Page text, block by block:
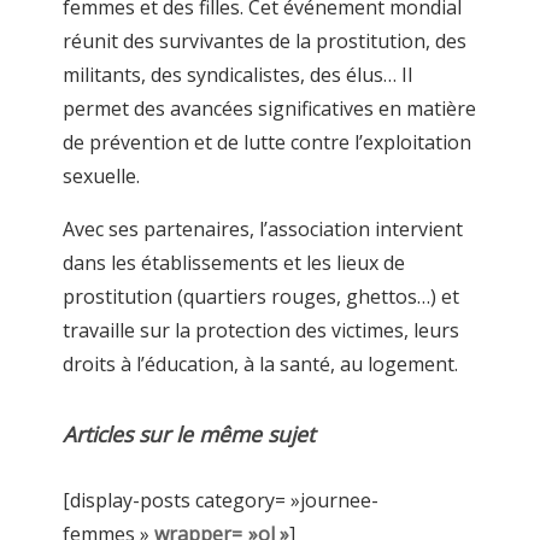
femmes et des filles. Cet événement mondial
réunit des survivantes de la prostitution, des
militants, des syndicalistes, des élus… Il
permet des avancées significatives en matière
de prévention et de lutte contre l’exploitation
sexuelle.
Avec ses partenaires, l’association intervient
dans les établissements et les lieux de
prostitution (quartiers rouges, ghettos…) et
travaille sur la protection des victimes, leurs
droits à l’éducation, à la santé, au logement.
Articles sur le même sujet
[display-posts category= »journee-
femmes » wrapper= »ol »]